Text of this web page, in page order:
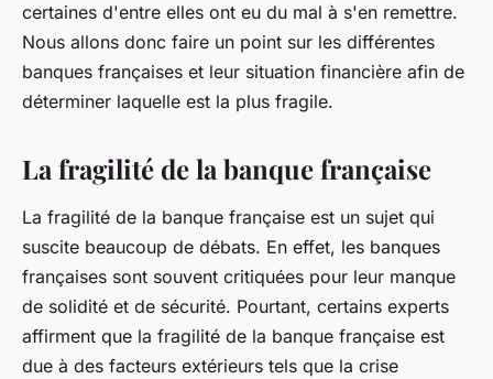
certaines d'entre elles ont eu du mal à s'en remettre.
Nous allons donc faire un point sur les différentes
banques françaises et leur situation financière afin de
déterminer laquelle est la plus fragile.
La fragilité de la banque française
La fragilité de la banque française est un sujet qui
suscite beaucoup de débats. En effet, les banques
françaises sont souvent critiquées pour leur manque
de solidité et de sécurité. Pourtant, certains experts
affirment que la fragilité de la banque française est
due à des facteurs extérieurs tels que la crise